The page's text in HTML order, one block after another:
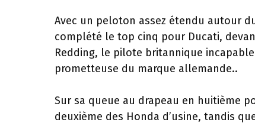
Avec un peloton assez étendu autour
complété le top cinq pour Ducati,
Redding, le pilote britannique
prometteuse du marque allemande..
Sur sa queue au drapeau en huitième
deuxième des Honda d’usine, tandis